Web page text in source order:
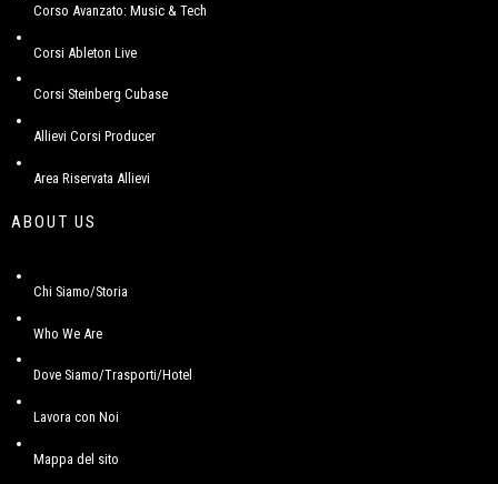
Corso Avanzato: Music & Tech
Corsi Ableton Live
Corsi Steinberg Cubase
Allievi Corsi Producer
Area Riservata Allievi
ABOUT US
Chi Siamo/Storia
Who We Are
Dove Siamo/Trasporti/Hotel
Lavora con Noi
Mappa del sito